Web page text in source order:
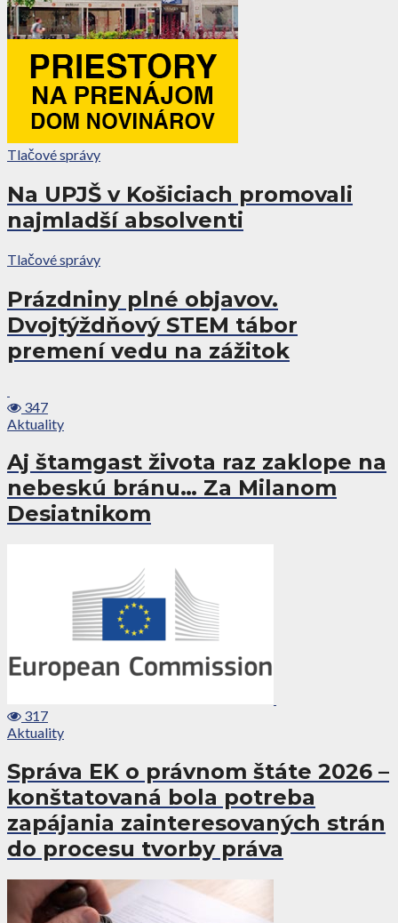
Tlačové správy
Na UPJŠ v Košiciach promovali
najmladší absolventi
Tlačové správy
Prázdniny plné objavov.
Dvojtýždňový STEM tábor
premení vedu na zážitok
347
Aktuality
Aj štamgast života raz zaklope na
nebeskú bránu… Za Milanom
Desiatnikom
317
Aktuality
Správa EK o právnom štáte 2026 –
konštatovaná bola potreba
zapájania zainteresovaných strán
do procesu tvorby práva